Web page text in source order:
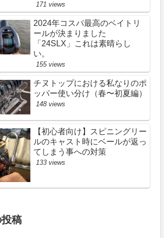
171 views
2024年コスパ最高のベイトリ
ールが決まりました
「24SLX」これは素晴らし
い。
155 views
チヌトップにおける私なりのポ
ッパー使い分け（春〜初夏編）
148 views
【初心者向け】スピニングリー
ルのキャスト時にベールが返っ
てしまう事への対策
133 views
稿